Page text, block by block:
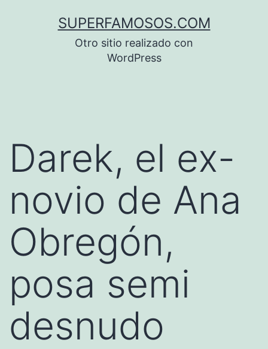
SUPERFAMOSOS.COM
Otro sitio realizado con
WordPress
Darek, el ex-
novio de Ana
Obregón,
posa semi
desnudo